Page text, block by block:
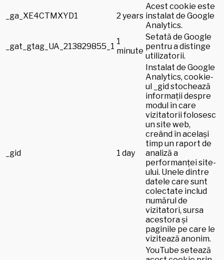
_ga_XE4CTMXYD1 2 years
Acest cookie este
instalat de Google
Analytics.
_gat_gtag_UA_213829855_1
1
minute
Setată de Google
pentru a distinge
utilizatorii.
_gid 1 day
Instalat de Google
Analytics, cookie-
ul _gid stochează
informații despre
modul în care
vizitatorii folosesc
un site web,
creând în același
timp un raport de
analiză a
performanței site-
ului. Unele dintre
datele care sunt
colectate includ
numărul de
vizitatori, sursa
acestora și
paginile pe care le
vizitează anonim.
YouTube setează